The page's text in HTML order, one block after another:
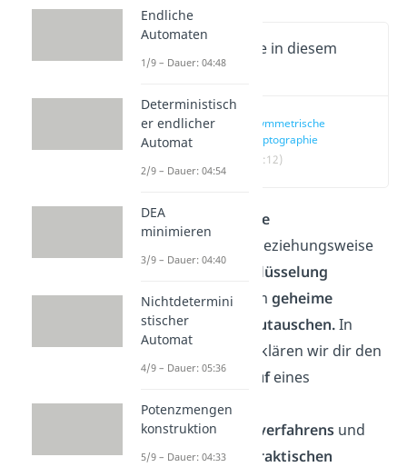
Wichtige Inhalte in diesem
Video
Asymmetrische
Kryptographie
(00:12)
Dieasymmetrische
beziehungsweise
Public-Key Verschlüsselung
verwendest du, umgeheime
Nachrichten auszutauschen.In
diesemBeitrag
erklären wir dir den
allgemeinenAblaufeines
asymmetrischen
Verschlüsselungsverfahrens und
zeigen dir einen
praktischen
Endliche
Automaten
1/9 – Dauer: 04:48
Deterministisch
er endlicher
Automat
2/9 – Dauer: 04:54
DEA
minimieren
3/9 – Dauer: 04:40
Nichtdetermini
stischer
Automat
4/9 – Dauer: 05:36
Potenzmengen
konstruktion
5/9 – Dauer: 04:33